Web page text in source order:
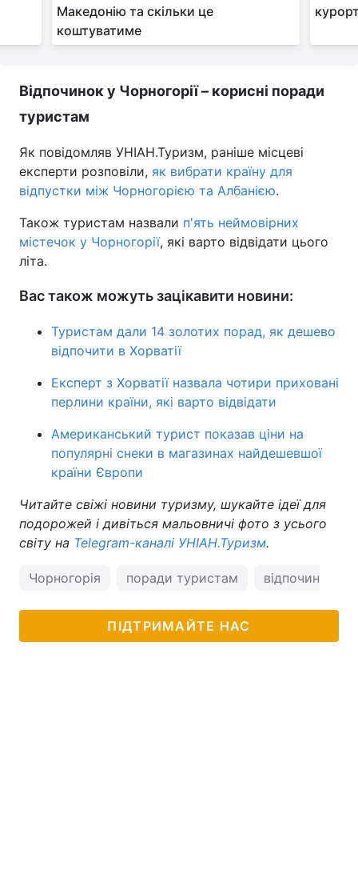
Македонію та скільки це
коштуватиме
Відпочинок у Чорногорії – корисні поради
туристам
Як повідомляв УНІАН.Туризм, раніше місцеві
експерти розповіли, як вибрати країну для
відпустки між Чорногорією та Албанією.
Також туристам назвали п'ять неймовірних
містечок у Чорногорії, які варто відвідати цього
літа.
Вас також можуть зацікавити новини:
Туристам дали 14 золотих порад, як дешево
відпочити в Хорватії
Експерт з Хорватії назвала чотири приховані
перлини країни, які варто відвідати
Американський турист показав ціни на
популярні снеки в магазинах найдешевшої
країни Європи
Читайте свіжі новини туризму, шукайте ідеї для
подорожей і дивіться мальовничі фото з усього
світу на Telegram-каналі УНІАН.Туризм.
Чорногорія поради туристам відпочинок у
ПІДТРИМАЙТЕ НАС